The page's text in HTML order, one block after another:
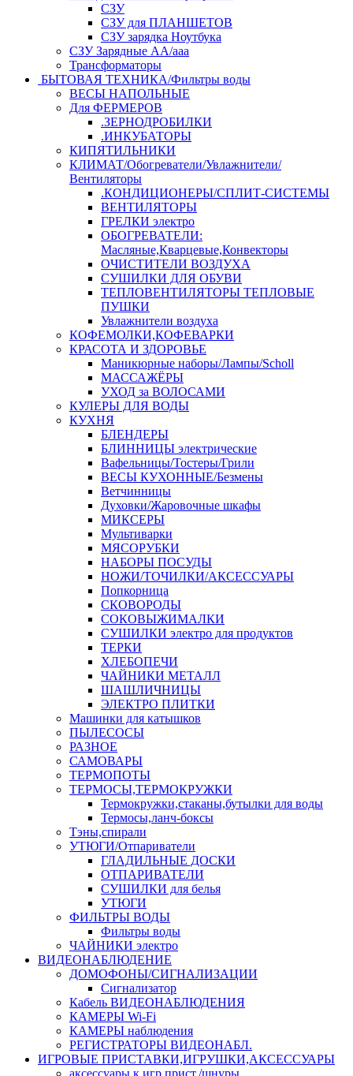
СЗУ
СЗУ для ПЛАНШЕТОВ
СЗУ зарядка Ноутбука
СЗУ Зарядные АА/ааа
Трансформаторы
БЫТОВАЯ ТЕХНИКА/Фильтры воды
ВЕСЫ НАПОЛЬНЫЕ
Для ФЕРМЕРОВ
.ЗЕРНОДРОБИЛКИ
.ИНКУБАТОРЫ
КИПЯТИЛЬНИКИ
КЛИМАТ/Обогреватели/Увлажнители/
Вентиляторы
.КОНДИЦИОНЕРЫ/СПЛИТ-СИСТЕМЫ
ВЕНТИЛЯТОРЫ
ГРЕЛКИ электро
ОБОГРЕВАТЕЛИ:
Масляные,Кварцевые,Конвекторы
ОЧИСТИТЕЛИ ВОЗДУХА
СУШИЛКИ ДЛЯ ОБУВИ
ТЕПЛОВЕНТИЛЯТОРЫ ТЕПЛОВЫЕ
ПУШКИ
Увлажнители воздуха
КОФЕМОЛКИ,КОФЕВАРКИ
КРАСОТА И ЗДОРОВЬЕ
Маникюрные наборы/Лампы/Scholl
МАССАЖЁРЫ
УХОД за ВОЛОСАМИ
КУЛЕРЫ ДЛЯ ВОДЫ
КУХНЯ
БЛЕНДЕРЫ
БЛИННИЦЫ электрические
Вафельницы/Тостеры/Грили
ВЕСЫ КУХОННЫЕ/Безмены
Ветчинницы
Духовки/Жаровочные шкафы
МИКСЕРЫ
Мультиварки
МЯСОРУБКИ
НАБОРЫ ПОСУДЫ
НОЖИ/ТОЧИЛКИ/АКСЕССУАРЫ
Попкорница
СКОВОРОДЫ
СОКОВЫЖИМАЛКИ
СУШИЛКИ электро для продуктов
ТЕРКИ
ХЛЕБОПЕЧИ
ЧАЙНИКИ МЕТАЛЛ
ШАШЛИЧНИЦЫ
ЭЛЕКТРО ПЛИТКИ
Машинки для катышков
ПЫЛЕСОСЫ
РАЗНОЕ
САМОВАРЫ
ТЕРМОПОТЫ
ТЕРМОСЫ,ТЕРМОКРУЖКИ
Термокружки,стаканы,бутылки для воды
Термосы,ланч-боксы
Тэны,спирали
УТЮГИ/Отпариватели
ГЛАДИЛЬНЫЕ ДОСКИ
ОТПАРИВАТЕЛИ
СУШИЛКИ для белья
УТЮГИ
ФИЛЬТРЫ ВОДЫ
Фильтры воды
ЧАЙНИКИ электро
ВИДЕОНАБЛЮДЕНИЕ
ДОМОФОНЫ/СИГНАЛИЗАЦИИ
Сигнализатор
Кабель ВИДЕОНАБЛЮДЕНИЯ
КАМЕРЫ Wi-Fi
КАМЕРЫ наблюдения
РЕГИСТРАТОРЫ ВИДЕОНАБЛ.
ИГРОВЫЕ ПРИСТАВКИ,ИГРУШКИ,АКСЕССУАРЫ
аксесcуары к игр.прист./шнуры